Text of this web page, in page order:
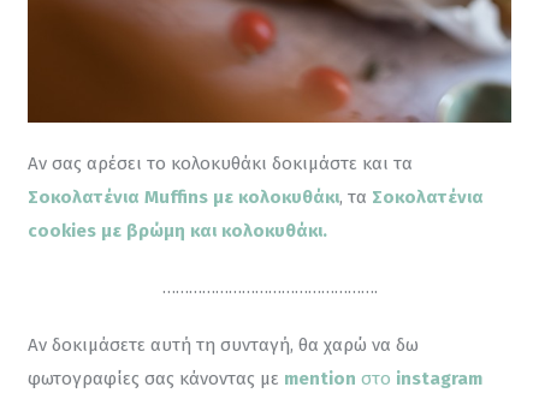
Αν σας αρέσει το κολοκυθάκι δοκιμάστε και τα
Σοκολατένια Muffins με κολοκυθάκι, τα Σοκολατένια
cookies με βρώμη και κολοκυθάκι.
………………………………………….
Αν δοκιμάσετε αυτή τη συνταγή, θα χαρώ να δω
φωτογραφίες σας κάνοντας με mention στο instagram